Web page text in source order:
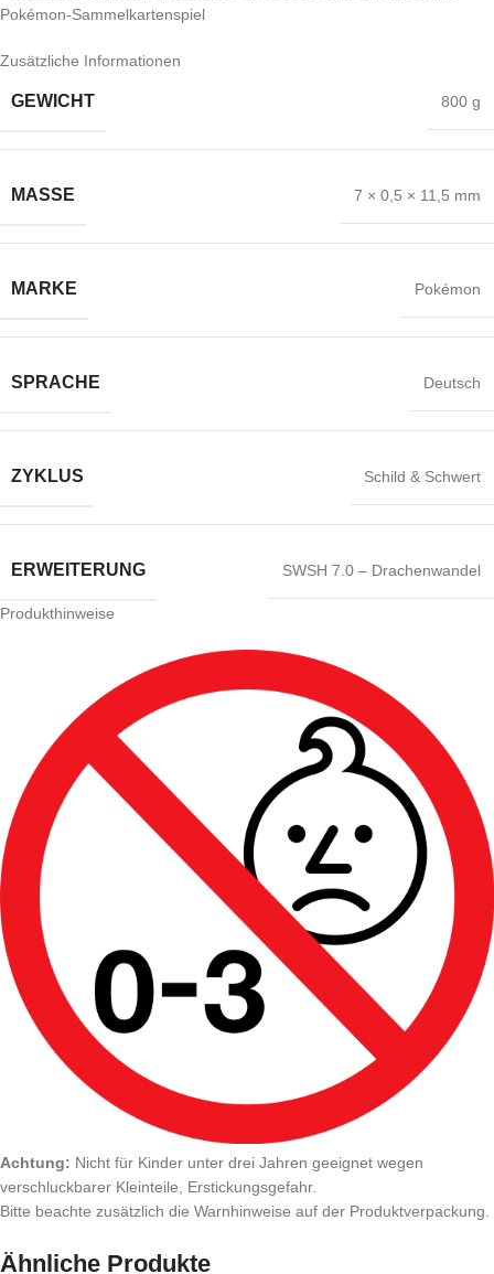
Pokémon-Sammelkartenspiel
Zusätzliche Informationen
GEWICHT 800 g
MASSE 7 × 0,5 × 11,5 mm
MARKE Pokémon
SPRACHE Deutsch
ZYKLUS Schild & Schwert
ERWEITERUNG SWSH 7.0 – Drachenwandel
Produkthinweise
Achtung: Nicht für Kinder unter drei Jahren geeignet wegen
verschluckbarer Kleinteile, Erstickungsgefahr.
Bitte beachte zusätzlich die Warnhinweise auf der Produktverpackung.
Ähnliche Produkte